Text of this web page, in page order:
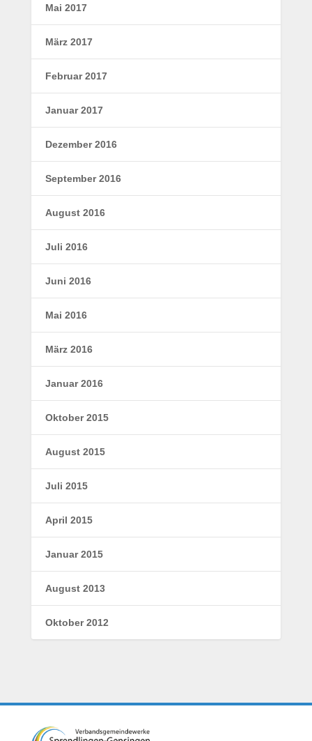
Mai 2017
März 2017
Februar 2017
Januar 2017
Dezember 2016
September 2016
August 2016
Juli 2016
Juni 2016
Mai 2016
März 2016
Januar 2016
Oktober 2015
August 2015
Juli 2015
April 2015
Januar 2015
August 2013
Oktober 2012